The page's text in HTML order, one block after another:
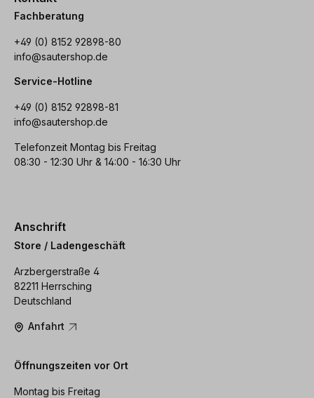
Fachberatung
+49 (0) 8152 92898-80
info@sautershop.de
Service-Hotline
+49 (0) 8152 92898-81
info@sautershop.de
Telefonzeit Montag bis Freitag
08:30 - 12:30 Uhr & 14:00 - 16:30 Uhr
Anschrift
Store / Ladengeschäft
Arzbergerstraße 4
82211 Herrsching
Deutschland
Anfahrt
Öffnungszeiten vor Ort
Montag bis Freitag